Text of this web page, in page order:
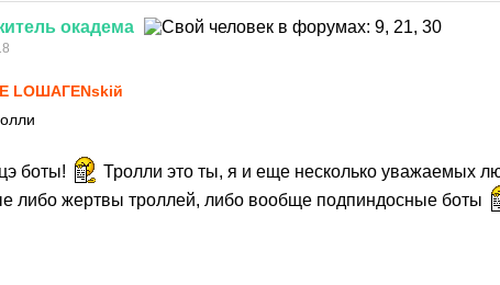
окадема
LОШАГЕNskiй
боты!
Тролли это ты, я и еще несколько уважаемых
либо жертвы троллей, либо вообще подпиндосные боты